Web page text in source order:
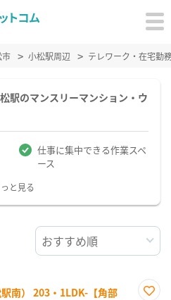
市 小松駅周辺 テレワーク・在宅勤
駅のマンスリーマンション・ウ
仕事に集中できる作業スペ
ース
と見る
南） 203・1LDK-【角部